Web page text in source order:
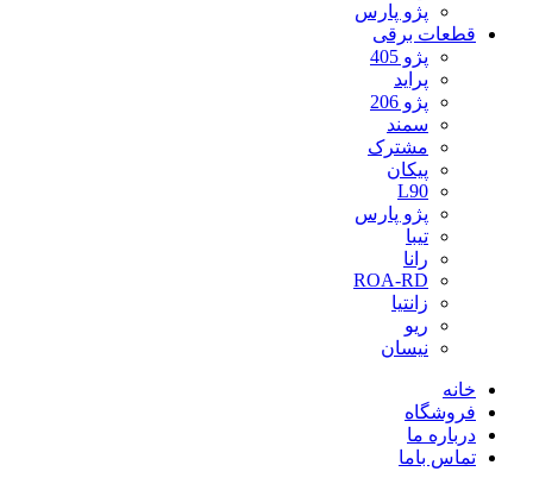
پژو پارس
قطعات برقی
پژو 405
پراید
پژو 206
سمند
مشترک
پیکان
L90
پژو پارس
تیبا
رانا
ROA-RD
زانتیا
ریو
نیسان
خانه
فروشگاه
درباره ما
تماس باما